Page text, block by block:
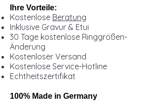
Ihre Vorteile:
Kostenlose Beratung
Inklusive Gravur & Etui
30 Tage kostenlose Ringgrößen-
Änderung
Kostenloser Versand
Kostenlose Service-Hotline
Echtheitszertifikat
100% Made in Germany